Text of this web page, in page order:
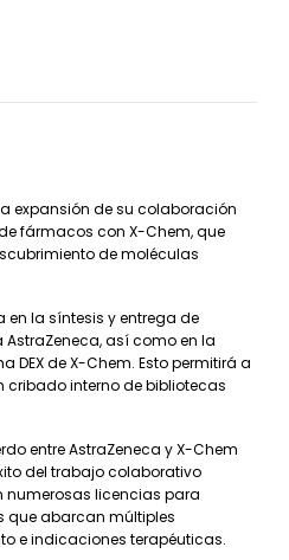
expansión de su colaboración
fármacos con X-Chem, que
de moléculas
en la síntesis y entrega de
así como en la
DEX de X-Chem. Esto permitirá a
cribado interno de bibliotecas
entre AstraZeneca y X-Chem
del trabajo colaborativo
numerosas licencias para
que abarcan múltiples
e indicaciones terapéuticas.